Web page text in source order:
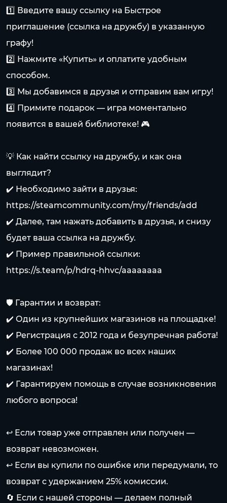
1️⃣ Введите вашу ссылку на Быстрое
приглашение (ссылка на дружбу) в указанную
графу!
2️⃣ Нажмите «Купить» и оплатите удобным
способом.
3️⃣ Мы добавимся в друзья и отправим вам игру!
4️⃣ Примите подарок — игра моментально
появится в вашей библиотеке! 🎮
💡 Как найти ссылку на дружбу, и как она
выглядит?
✔️ Необходимо зайти в друзья:
https://steamcommunity.com/my/friends/add
✔️ Далее, там нажать добавить в друзья, и снизу
будет ваша ссылка на дружбу.
✔️ Пример правильной ссылки:
https://s.team/p/hdrq-hhvc/aaaaaaaa
🛡️ Гарантии и возврат:
✔️ Один из крупнейших магазинов на площадке!
✔️ Регистрация с 2012 года и безупречная работа!
✔️ Более 100 000 продаж во всех наших
магазинах!
✔️ Гарантируем помощь в случае возникновения
любого вопроса!
↩️ Если товар уже отправлен или получен —
возврат невозможен.
↩️ Если вы купили по ошибке или передумали, то
возврат с удержанием 25% комиссии.
🔄 Если с нашей стороны — делаем полный